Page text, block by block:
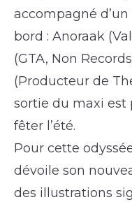
accompagné
bord : Anoraak
(GTA, Non
(Producteur de
sortie du maxi est
fêter l’été.
Pour cette
dévoile son
des illustrations